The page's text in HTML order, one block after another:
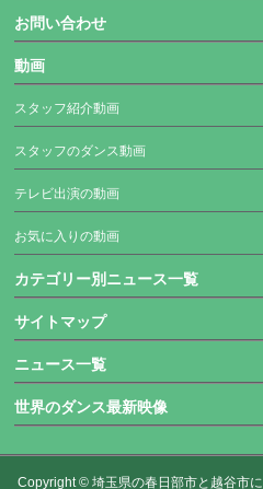
お問い合わせ
動画
スタッフ紹介動画
スタッフのダンス動画
テレビ出演の動画
お気に入りの動画
カテゴリー別ニュース一覧
サイトマップ
ニュース一覧
世界のダンス最新映像
Copyright © 埼玉県の春日部市と越谷市